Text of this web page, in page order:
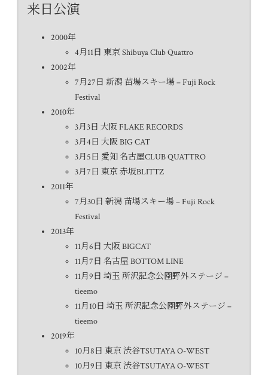
来日公演
2000年
4月11日 東京 Shibuya Club Quattro
2002年
7月27日 新潟 苗場スキー場 – Fuji Rock
Festival
2010年
3月3日 大阪 FLAKE RECORDS
3月4日 大阪 BIG CAT
3月5日 愛知 名古屋CLUB QUATTRO
3月7日 東京 赤坂BLITTZ
2011年
7月30日 新潟 苗場スキー場 – Fuji Rock
Festival
2013年
11月6日 大阪 BIGCAT
11月7日 名古屋 BOTTOM LINE
11月9日 埼玉 所沢記念公園野外ステージ –
tieemo
11月10日 埼玉 所沢記念公園野外ステージ –
tieemo
2019年
10月8日 東京 渋谷TSUTAYA O-WEST
10月9日 東京 渋谷TSUTAYA O-WEST